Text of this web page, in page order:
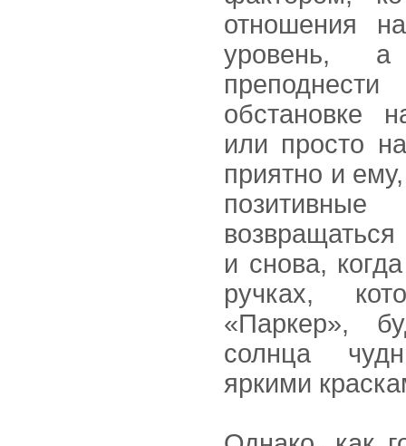
отношения
уровень,
обстановке
или просто
приятно и
и снова,
ручках,
«Паркер»,
солнца
яркими